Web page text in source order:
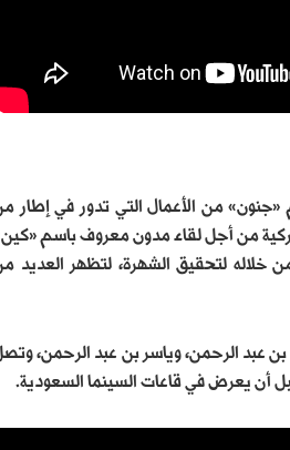
«جنون» من الأعمال التي تدور في إطار
من أجل لقاء مدون معروف باسم
لتحقيق الشهرة، لتظهر العديد
عبد الرحمن، وياسر بن عبد الرحمن،